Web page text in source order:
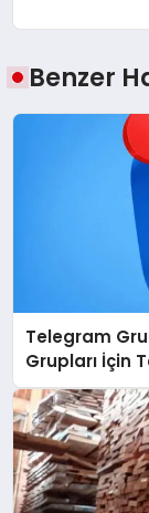
Benzer
Telegram
Grupları İçin